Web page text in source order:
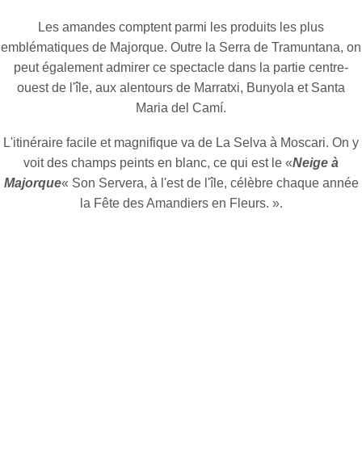
Les amandes comptent parmi les produits les plus
emblématiques de Majorque. Outre la Serra de Tramuntana, on
peut également admirer ce spectacle dans la partie centre-
ouest de l'île, aux alentours de Marratxi, Bunyola et Santa
Maria del Camí.
L'itinéraire facile et magnifique va de La Selva à Moscari. On y
voit des champs peints en blanc, ce qui est le «Neige à
Majorque« Son Servera, à l'est de l'île, célèbre chaque année
la Fête des Amandiers en Fleurs. ».